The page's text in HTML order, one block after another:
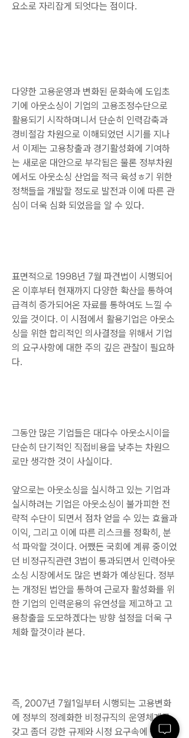
요소로 자리잡게 되엇다는 점이다.
다양한 고용운영과 변화된 문화속에 도입초
기에 아웃소싱이 기업의 고용조정수단으로
활용되기 시작하며니서 단순히 인력감축과
경비절감 차원으로 이해되었던 시기를 지나
서 이제는 고용창출과 경기활성화에 기여하
는 새로운 대안으로 부각됨은 물론 정부차원
에서도 아웃소싱 산업을 적극 육성ㅎ기 위한
정책들을 개발할 정도로 발전과 이에 따른 관
심이 더욱 심화 되었음을 알 수 있다.
표면적으로 1998년 7월 파견법이 시행되어
온 이후부터 현재까지 다양한 확산을 통하여
급격히 증가되어온 자료를 통하여도 느낄 수
있을 것이다. 이 시점에서 활용기업은 아웃소
싱을 위한 합리적인 의사결정을 위해서 기업
의 요구사항에 대한 주의 깊은 관찰이 필요하
다.
그동안 많은 기업들은 대다수 아웃소시이을
단순히 단기적인 직접비용을 낮추는 차원으
로만 생각한 것이 사실이다.
앞으로는 아웃소싱을 실시하고 있는 기업과
실시하려는 기업은 아웃소싱이 불가피한 전
략적 수단이 되면서 점차 얻을 수 있는 효율과
이익, 그리고 이에 따른 리스크를 정확히, 분
석 파악할 것이다. 어쨌든 국회에 계류 중이었
던 비정규직관련 3법이 통과되면서 인력아웃
소싱 시장에서도 많은 변화가 예상된다. 정부
는 개정된 법안을 통하여 근로자 활성화를 위
한 기업의 인력운용의 유연성을 제고하고 고
용창출을 도모하겠다는 방향 설정을 더욱 구
체화 할것이라 본다.
즉, 2007년 7월1일부터 시행되는 고용변화
에 정부의 정례화한 비정규직의 운영체계를
갖고 좀더 강한 규제와 시정 요구속에 올바른